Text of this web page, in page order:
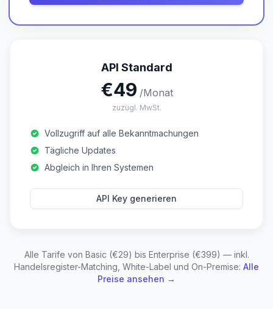
API Standard
€49 /Monat
zuzügl. MwSt.
Vollzugriff auf alle Bekanntmachungen
Tägliche Updates
Abgleich in Ihren Systemen
API Key generieren
Alle Tarife von Basic (€29) bis Enterprise (€399) — inkl.
Handelsregister-Matching, White-Label und On-Premise: Alle
Preise ansehen →